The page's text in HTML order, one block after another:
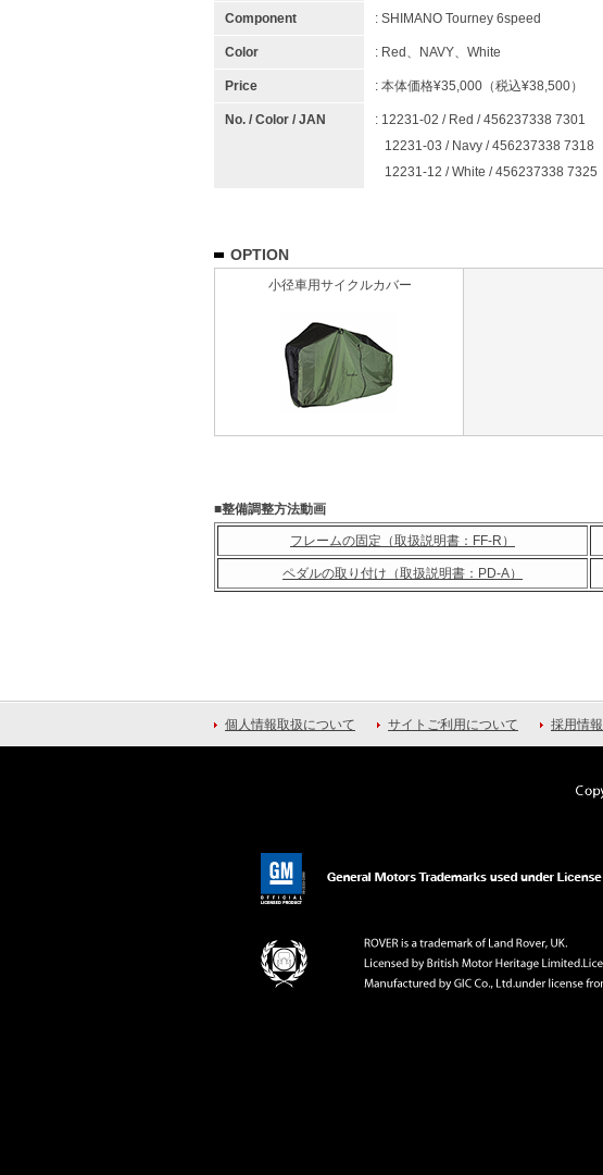
Component : SHIMANO Tourney 6speed
Color : Red、NAVY、White
Price : 本体価格¥35,000（税込¥38,500）
No. / Color / JAN
: 12231-02 / Red / 456237338 7301
12231-03 / Navy / 456237338 7318
12231-12 / White / 456237338 7325
OPTION
小径車用サイクルカバー
■整備調整方法動画
フレームの固定（取扱説明書：FF-R）
ペダルの取り付け（取扱説明書：PD-A）
個人情報取扱について サイトご利用について 採用情報